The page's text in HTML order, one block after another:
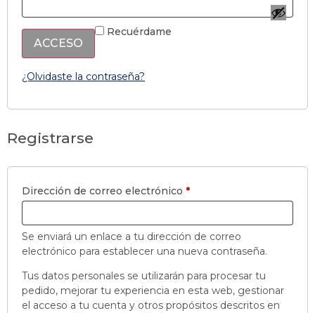
Recuérdame
ACCESO
¿Olvidaste la contraseña?
Registrarse
Dirección de correo electrónico *
Se enviará un enlace a tu dirección de correo
electrónico para establecer una nueva contraseña.
Tus datos personales se utilizarán para procesar tu
pedido, mejorar tu experiencia en esta web, gestionar
el acceso a tu cuenta y otros propósitos descritos en